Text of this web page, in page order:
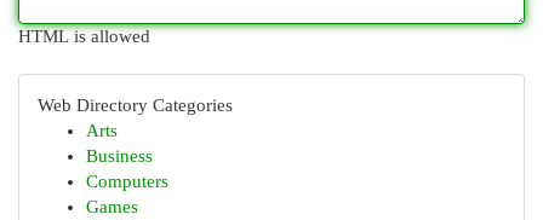
HTML is allowed
Web Directory Categories
Arts
Business
Computers
Games